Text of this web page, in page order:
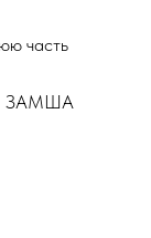
часть
ЗАМША